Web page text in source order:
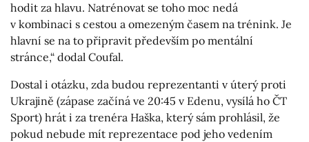
hodit za hlavu. Natrénovat se toho moc nedá
v kombinaci s cestou a omezeným časem na trénink. Je
hlavní se na to připravit především po mentální
stránce,“ dodal Coufal.
Dostal i otázku, zda budou reprezentanti v úterý proti
Ukrajině (zápase začíná ve 20:45 v Edenu, vysílá ho ČT
Sport) hrát i za trenéra Haška, který sám prohlásil, že
pokud nebude mít reprezentace pod jeho vedením